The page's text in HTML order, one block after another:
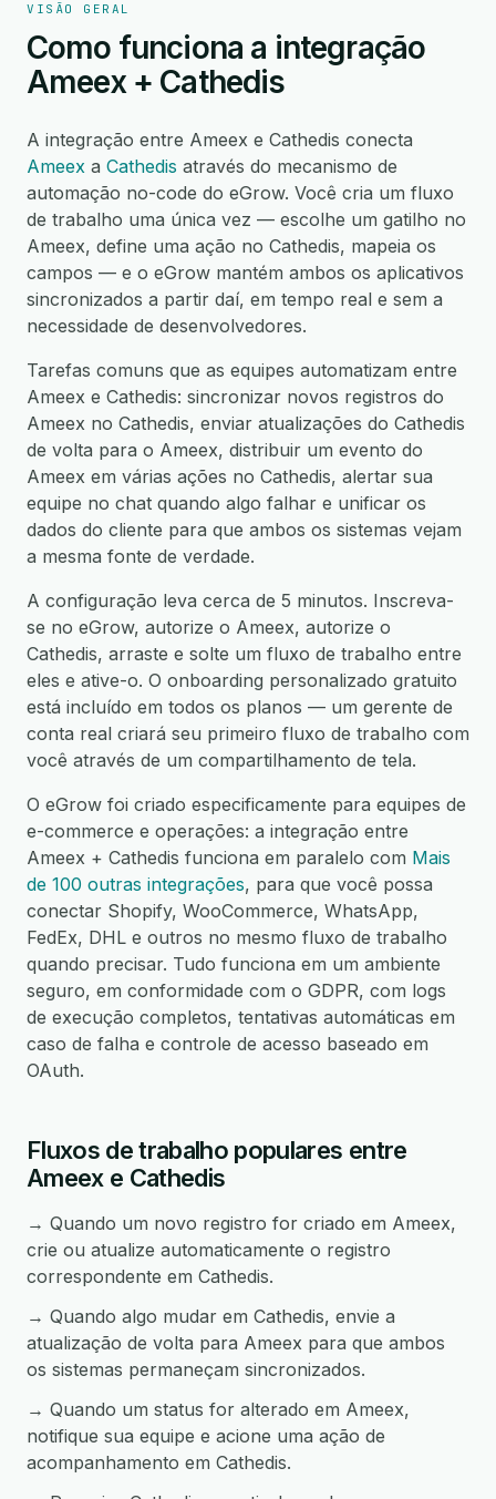
VISÃO GERAL
Como funciona a integração
Ameex + Cathedis
A integração entre Ameex e Cathedis conecta
Ameex a Cathedis através do mecanismo de
automação no-code do eGrow. Você cria um fluxo
de trabalho uma única vez — escolhe um gatilho no
Ameex, define uma ação no Cathedis, mapeia os
campos — e o eGrow mantém ambos os aplicativos
sincronizados a partir daí, em tempo real e sem a
necessidade de desenvolvedores.
Tarefas comuns que as equipes automatizam entre
Ameex e Cathedis: sincronizar novos registros do
Ameex no Cathedis, enviar atualizações do Cathedis
de volta para o Ameex, distribuir um evento do
Ameex em várias ações no Cathedis, alertar sua
equipe no chat quando algo falhar e unificar os
dados do cliente para que ambos os sistemas vejam
a mesma fonte de verdade.
A configuração leva cerca de 5 minutos. Inscreva-
se no eGrow, autorize o Ameex, autorize o
Cathedis, arraste e solte um fluxo de trabalho entre
eles e ative-o. O onboarding personalizado gratuito
está incluído em todos os planos — um gerente de
conta real criará seu primeiro fluxo de trabalho com
você através de um compartilhamento de tela.
O eGrow foi criado especificamente para equipes de
e-commerce e operações: a integração entre
Ameex + Cathedis funciona em paralelo com Mais
de 100 outras integrações, para que você possa
conectar Shopify, WooCommerce, WhatsApp,
FedEx, DHL e outros no mesmo fluxo de trabalho
quando precisar. Tudo funciona em um ambiente
seguro, em conformidade com o GDPR, com logs
de execução completos, tentativas automáticas em
caso de falha e controle de acesso baseado em
OAuth.
Fluxos de trabalho populares entre
Ameex e Cathedis
→ Quando um novo registro for criado em Ameex,
crie ou atualize automaticamente o registro
correspondente em Cathedis.
→ Quando algo mudar em Cathedis, envie a
atualização de volta para Ameex para que ambos
os sistemas permaneçam sincronizados.
→ Quando um status for alterado em Ameex,
notifique sua equipe e acione uma ação de
acompanhamento em Cathedis.